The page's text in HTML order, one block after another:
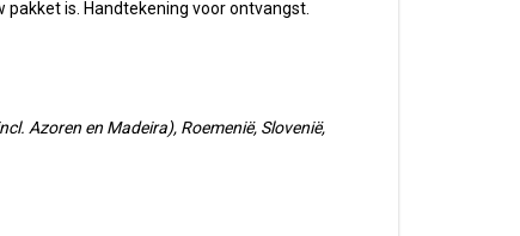
is. Handtekening voor ontvangst.
Azoren en Madeira), Roemenië, Slovenië,